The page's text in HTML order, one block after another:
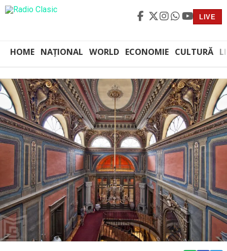
LIVE
HOME NAȚIONAL WORLD ECONOMIE CULTURĂ